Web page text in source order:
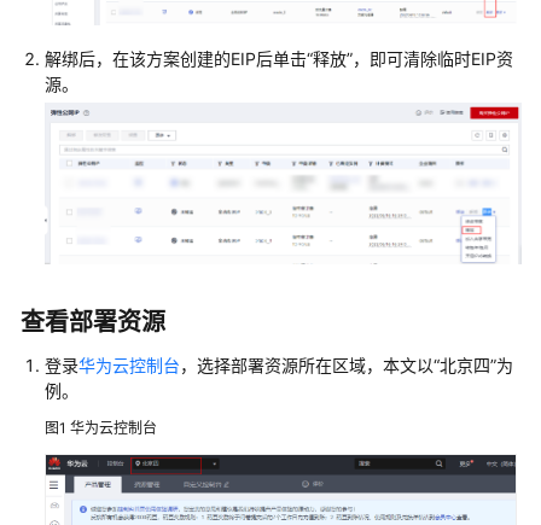
案
概
资
源
成
本
施
骤
准
备
解绑后，在该方案创建的EIP后单击“释放”，即可清除临时EIP资
源。
查看部署资源
登录华为云控制台，选择部署资源所在区域，本文以“北京四”为
例。
图1 华为云控制台